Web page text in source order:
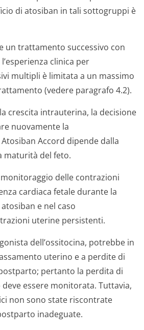
di atosiban in tali sottogruppi è
un trattamento successivo con
clinica per
multipli è limitata a un massimo
(vedere paragrafo 4.2).
crescita intrauterina, la decisione
nuovamente la
Accord dipende dalla
maturità del feto.
delle contrazioni
cardiaca fetale durante la
e nel caso
uterine persistenti.
dell’ossitocina, potrebbe in
uterino e a perdite di
pertanto la perdita di
essere monitorata. Tuttavia,
non sono state riscontrate
inadeguate.